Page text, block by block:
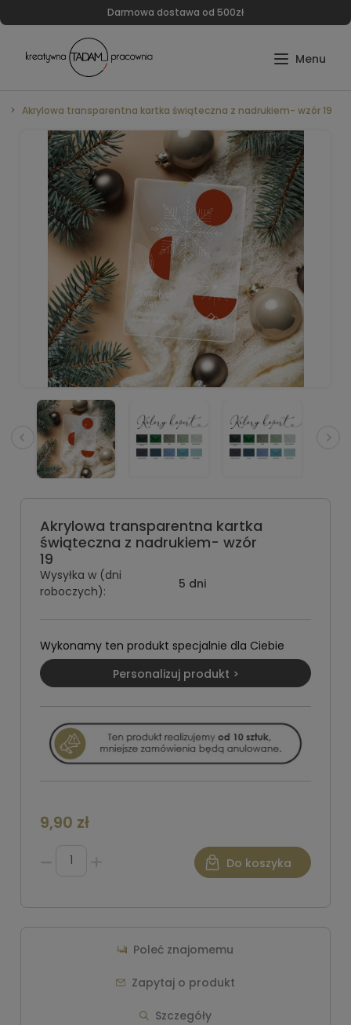
Darmowa dostawa od 500zł
Akrylowa transparentna kartka świąteczna z nadrukiem- wzór 19
Akrylowa transparentna kartka
świąteczna z nadrukiem- wzór
19
Wysyłka w (dni
roboczych):
5 dni
Wykonamy ten produkt specjalnie dla Ciebie
Personalizuj produkt >
9,90 zł
Do koszyka
Szczegóły
Zapytaj o produkt
Poleć znajomemu